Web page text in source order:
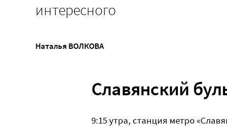
интересного
Наталья ВОЛКОВА
Славянский
9:15 утра, станция метро